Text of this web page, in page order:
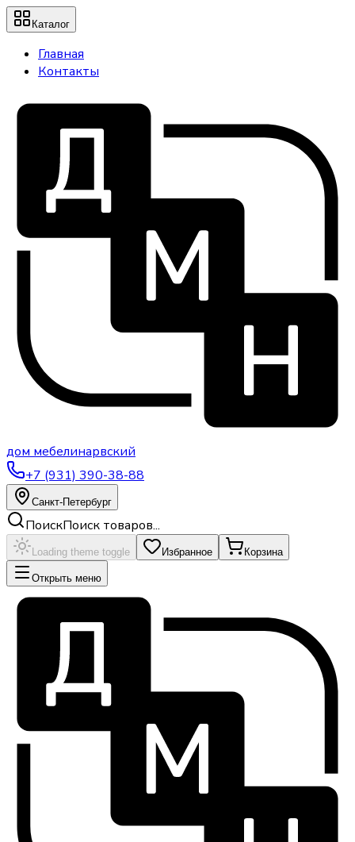
Каталог
Главная
Контакты
дом мебелинарвский
+7 (931) 390-38-88
Санкт-Петербург
ПоискПоиск товаров...
Loading theme toggle Избранное Корзина
Открыть меню